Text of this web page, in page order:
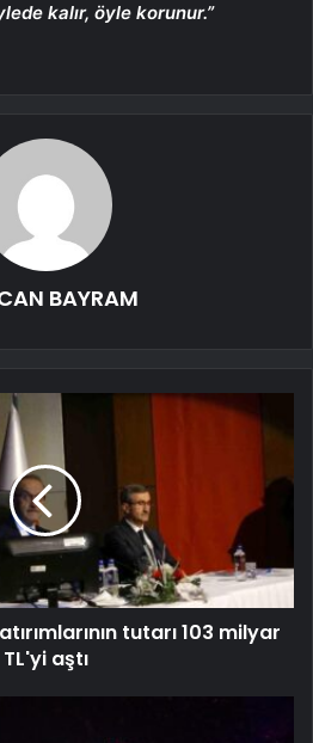
kalır, öyle korunur.”
BAYRAM
tutarı 103 milyar
TL'yi aştı